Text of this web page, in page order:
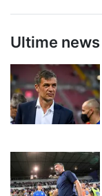
Ultime news